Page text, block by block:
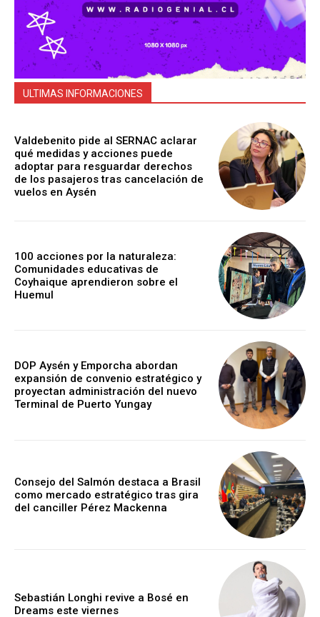
ULTIMAS INFORMACIONES
Valdebenito pide al SERNAC aclarar
qué medidas y acciones puede
adoptar para resguardar derechos
de los pasajeros tras cancelación de
vuelos en Aysén
100 acciones por la naturaleza:
Comunidades educativas de
Coyhaique aprendieron sobre el
Huemul
DOP Aysén y Emporcha abordan
expansión de convenio estratégico y
proyectan administración del nuevo
Terminal de Puerto Yungay
Consejo del Salmón destaca a Brasil
como mercado estratégico tras gira
del canciller Pérez Mackenna
Sebastián Longhi revive a Bosé en
Dreams este viernes